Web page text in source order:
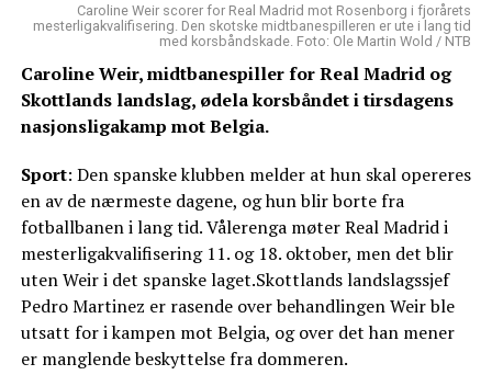
Caroline Weir scorer for Real Madrid mot Rosenborg i fjorårets
mesterligakvalifisering. Den skotske midtbanespilleren er ute i lang tid
med korsbåndskade. Foto: Ole Martin Wold / NTB
Caroline Weir, midtbanespiller for Real Madrid og
Skottlands landslag, ødela korsbåndet i tirsdagens
nasjonsligakamp mot Belgia.
Sport: Den spanske klubben melder at hun skal opereres
en av de nærmeste dagene, og hun blir borte fra
fotballbanen i lang tid. Vålerenga møter Real Madrid i
mesterligakvalifisering 11. og 18. oktober, men det blir
uten Weir i det spanske laget.Skottlands landslagssjef
Pedro Martinez er rasende over behandlingen Weir ble
utsatt for i kampen mot Belgia, og over det han mener
er manglende beskyttelse fra dommeren.